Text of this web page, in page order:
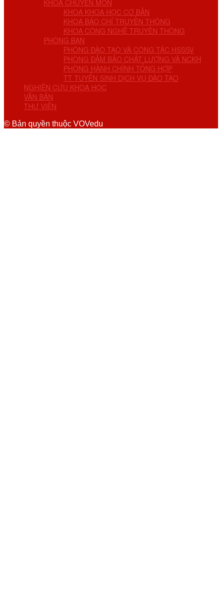
KHOA CHUYÊN MÔN
KHOA KHOA HỌC CƠ BẢN
KHOA BÁO CHÍ TRUYỀN THÔNG
KHOA CÔNG NGHỆ TRUYỀN THÔNG
PHÒNG BAN
PHÒNG ĐÀO TẠO VÀ CÔNG TÁC HSSSV
PHÒNG ĐẢM BẢO CHẤT LƯỢNG VÀ NCKH
PHÒNG HÀNH CHÍNH TỔNG HỢP
TT TUYỂN SINH DỊCH VỤ ĐÀO TẠO
NGHIÊN CỨU KHOA HỌC
VĂN BẢN
THƯ VIỆN
© Bản quyền thuộc VOVedu